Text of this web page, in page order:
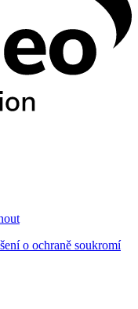
o ochraně soukromí